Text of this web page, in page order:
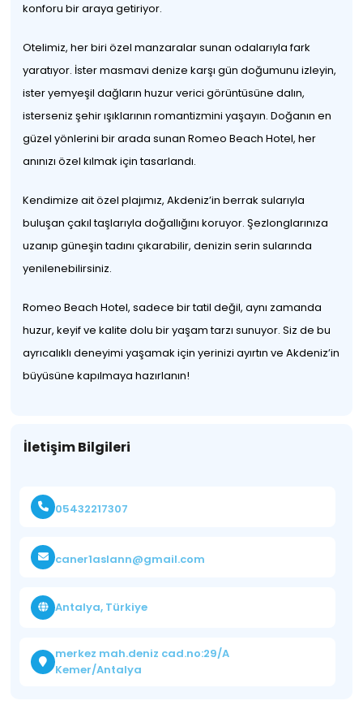
konforu bir araya getiriyor.
Otelimiz, her biri özel manzaralar sunan odalarıyla fark
yaratıyor. İster masmavi denize karşı gün doğumunu izleyin,
ister yemyeşil dağların huzur verici görüntüsüne dalın,
isterseniz şehir ışıklarının romantizmini yaşayın. Doğanın en
güzel yönlerini bir arada sunan Romeo Beach Hotel, her
anınızı özel kılmak için tasarlandı.
Kendimize ait özel plajımız, Akdeniz’in berrak sularıyla
buluşan çakıl taşlarıyla doğallığını koruyor. Şezlonglarınıza
uzanıp güneşin tadını çıkarabilir, denizin serin sularında
yenilenebilirsiniz.
Romeo Beach Hotel, sadece bir tatil değil, aynı zamanda
huzur, keyif ve kalite dolu bir yaşam tarzı sunuyor. Siz de bu
ayrıcalıklı deneyimi yaşamak için yerinizi ayırtın ve Akdeniz’in
büyüsüne kapılmaya hazırlanın!
İletişim Bilgileri
05432217307
caner1aslann@gmail.com
Antalya, Türkiye
merkez mah.deniz cad.no:29/A
Kemer/Antalya